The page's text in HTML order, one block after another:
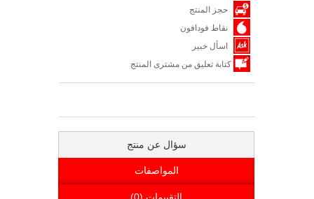
حجز المنتج
نقاط فودافون
اسأل خبير
كتابة تعليق من مشترى المنتج
سؤال عن منتج
المواصفات